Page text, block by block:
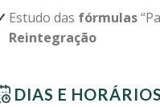
Estudo das fórmulas
Reintegração
DIAS E HORÁRIOS